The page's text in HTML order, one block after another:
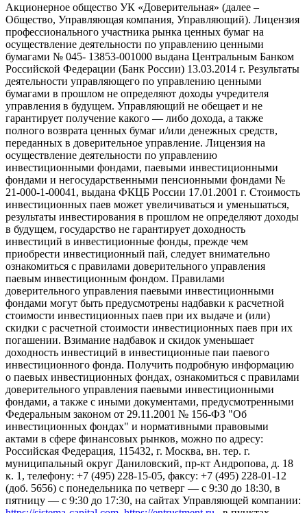
Акционерное общество УК «Доверительная» (далее –
Общество, Управляющая компания, Управляющий). Лицензия
профессионального участника рынка ценных бумаг на
осуществление деятельности по управлению ценными
бумагами № 045- 13853-001000 выдана Центральным Банком
Российской Федерации (Банк России) 13.03.2014 г. Результаты
деятельности управляющего по управлению ценными
бумагами в прошлом не определяют доходы учредителя
управления в будущем. Управляющий не обещает и не
гарантирует получение какого — либо дохода, а также
полного возврата ценных бумаг и/или денежных средств,
переданных в доверительное управление. Лицензия на
осуществление деятельности по управлению
инвестиционными фондами, паевыми инвестиционными
фондами и негосударственными пенсионными фондами №
21-000-1-00041, выдана ФКЦБ России 17.01.2001 г. Стоимость
инвестиционных паев может увеличиваться и уменьшаться,
результаты инвестирования в прошлом не определяют доходы
в будущем, государство не гарантирует доходность
инвестиций в инвестиционные фонды, прежде чем
приобрести инвестиционный пай, следует внимательно
ознакомиться с правилами доверительного управления
паевым инвестиционным фондом. Правилами
доверительного управления паевыми инвестиционными
фондами могут быть предусмотрены надбавки к расчетной
стоимости инвестиционных паев при их выдаче и (или)
скидки с расчетной стоимости инвестиционных паев при их
погашении. Взимание надбавок и скидок уменьшает
доходность инвестиций в инвестиционные паи паевого
инвестиционного фонда. Получить подробную информацию
о паевых инвестиционных фондах, ознакомиться с правилами
доверительного управления паевыми инвестиционными
фондами, а также с иными документами, предусмотренными
Федеральным законом от 29.11.2001 № 156-ФЗ "Об
инвестиционных фондах" и нормативными правовыми
актами в сфере финансовых рынков, можно по адресу:
Российская Федерация, 115432, г. Москва, вн. тер. г.
муниципальный округ Даниловский, пр-кт Андропова, д. 18
к. 1, телефону: +7 (495) 228-15-05, факсу: +7 (495) 228-01-12
(доб. 5656) с понедельника по четверг — c 9:30 до 18:30, в
пятницу — с 9:30 до 17:30, на сайтах Управляющей компании: